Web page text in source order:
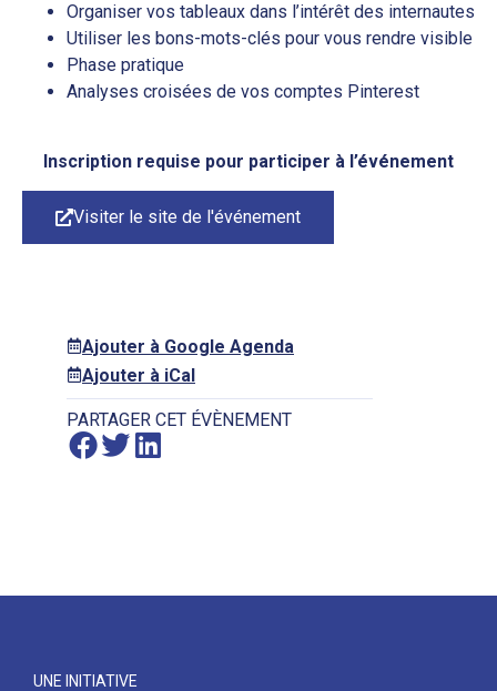
Organiser vos tableaux dans l’intérêt des internautes
Utiliser les bons-mots-clés pour vous rendre visible
Phase pratique
Analyses croisées de vos comptes Pinterest
Inscription requise pour participer à l’événement
Visiter le site de l'événement
Ajouter à Google Agenda
Ajouter à iCal
PARTAGER CET ÉVÈNEMENT
UNE INITIATIVE